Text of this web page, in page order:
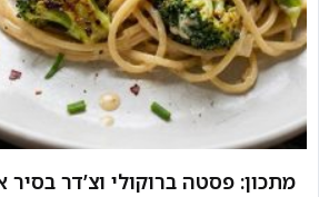
מתכון: פסטה ברוקולי וצ’דר